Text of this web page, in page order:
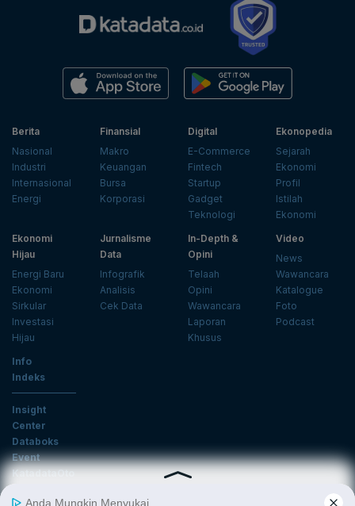
Berita
Nasional
Industri
Internasional
Energi
Finansial
Makro
Keuangan
Bursa
Korporasi
Digital
E-Commerce
Fintech
Startup
Gadget
Teknologi
Ekonopedia
Sejarah
Ekonomi
Profil
Istilah
Ekonomi
Ekonomi
Hijau
Energi Baru
Ekonomi
Sirkular
Investasi
Hijau
Jurnalisme
Data
Infografik
Analisis
Cek Data
In-Depth &
Opini
Telaah
Opini
Wawancara
Laporan
Khusus
Video
News
Wawancara
Katalogue
Foto
Podcast
Info
Indeks
Insight
Center
Databoks
Event
KatadataOto